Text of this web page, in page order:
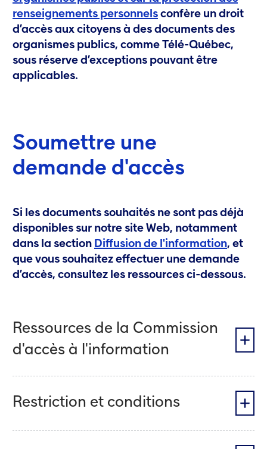
renseignements personnels confère un droit
d’accès aux citoyens à des documents des
organismes publics, comme Télé-Québec,
sous réserve d’exceptions pouvant être
applicables.
Soumettre une
demande d'accès
Si les documents souhaités ne sont pas déjà
disponibles sur notre site Web, notamment
dans la section Diffusion de l'information, et
que vous souhaitez effectuer une demande
d’accès, consultez les ressources ci-dessous.
Ressources de la Commission
d'accès à l'information
Restriction et conditions